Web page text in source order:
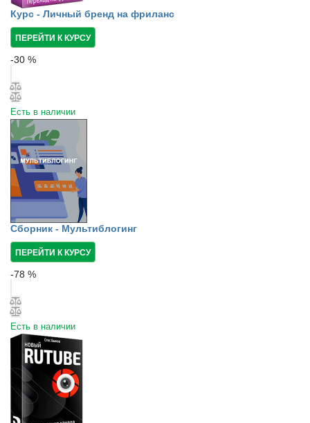
Курс - Личный бренд на фриланс
ПЕРЕЙТИ К КУРСУ
-30 %
Есть в наличии
Сборник - Мультиблогинг
ПЕРЕЙТИ К КУРСУ
-78 %
Есть в наличии